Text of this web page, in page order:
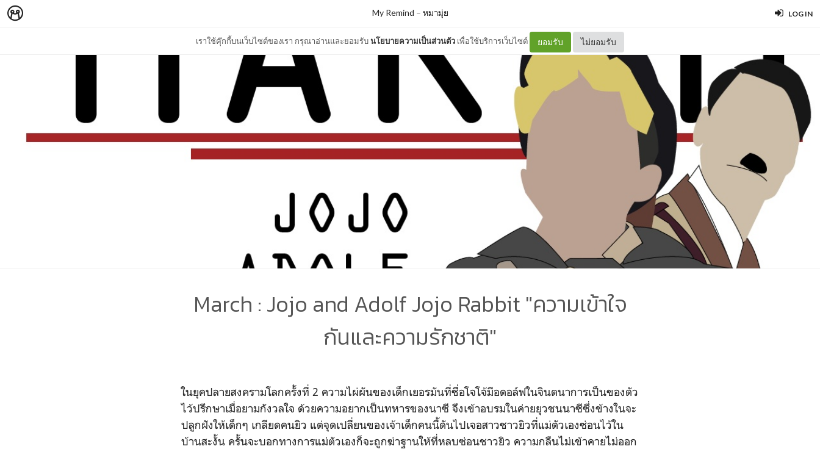
LOG IN
เราใช้คุ๊กกี้บนเว็บไซต์ของเรา กรุณาอ่านและยอมรับนโยบายความเป็นส่วนตัว เพื่อใช้บริการเว็บไซต์ ยอมรับ ไม่ยอมรับ
My Remind – หมามุ่ย
March : Jojo and Adolf Jojo Rabbit "ความเข้าใจ
กันและความรักชาติ"
ในยุคปลายสงครามโลกครั้งที่ 2 ความไผ่ผันของเด็กเยอรมันที่ชื่อโจโจ้มีอดอล์ฟในจินตนาการเป็นของตัว
ไว้ปรึกษาเมื่อยามกังวลใจ ด้วยความอยากเป็นทหารของนาซี จึงเข้าอบรมในค่ายยุวชนนาซีซึ่งข้างในจะ
ปลูกฝังให้เด็กๆ เกลียดคนยิว แต่จุดเปลี่ยนของเจ้าเด็กคนนี้ดันไปเจอสาวชาวยิวที่แม่ตัวเองซ่อนไว้ใน
บ้านสะงั้น ครั้นจะบอกทางการแม่ตัวเองก็จะถูกฆ่าฐานให้ที่หลบซ่อนชาวยิว ความกลืนไม่เข้าคายไม่ออก